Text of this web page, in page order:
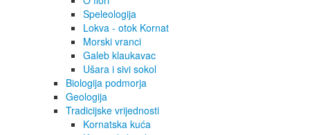
Speleologija
Lokva - otok Kornat
Morski vranci
Galeb klaukavac
Ušara i sivi sokol
Biologija podmorja
Geologija
Tradicijske vrijednosti
Kornatska kuća